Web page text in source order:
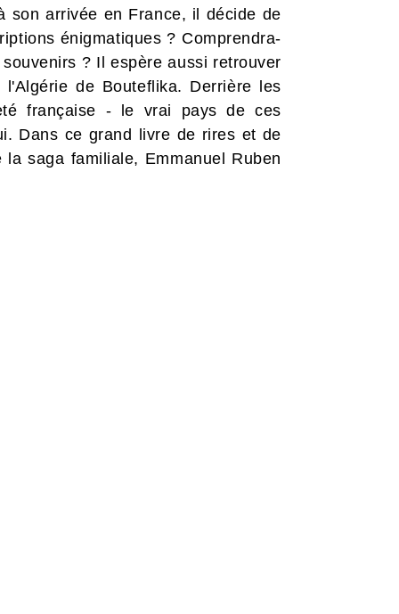
son arrivée en France, il décide de
énigmatiques ? Comprendra-
? Il espère aussi retrouver
de Bouteflika. Derrière les
française - le vrai pays de ces
Dans ce grand livre de rires et de
saga familiale, Emmanuel Ruben